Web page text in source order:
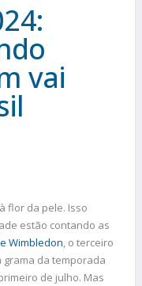
vai
flor da pele. Isso
estão contando as
Wimbledon, o terceiro
grama da temporada
de julho. Mas